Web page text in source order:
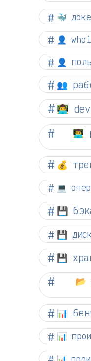
🐳
👤
👤
👥
👨‍💻
💰
💻
💾
💾
💾
📂
📊
📊
📊